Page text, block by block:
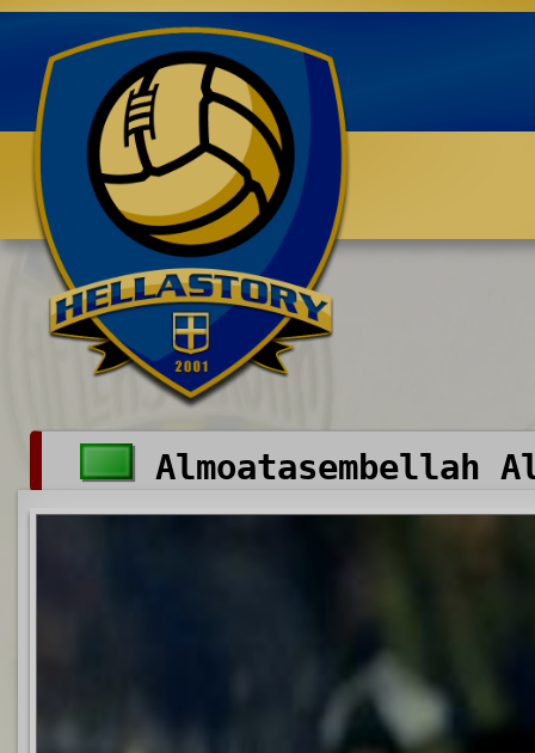
Benvenuti su HELLASTORY.net
Almoatasembellah